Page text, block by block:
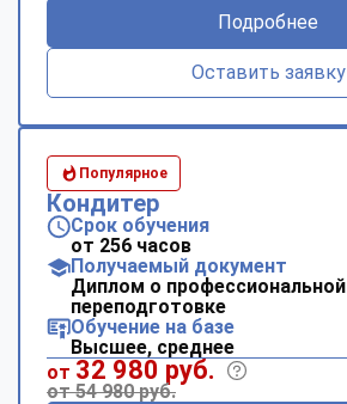
Подробнее
Оставить заявку
Популярное
Кондитер
Срок обучения
от 256 часов
Получаемый документ
Диплом о профессиональной
переподготовке
Обучение на базе
Высшее, среднее
от 32 980 руб.
от 54 980 руб.